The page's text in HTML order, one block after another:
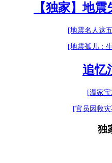
【独家】地
[地震名人这
[地震孤儿：
追忆
[温家
[官员因救
独